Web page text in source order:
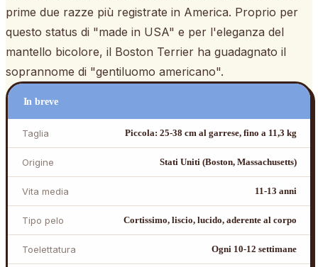
prime due razze più registrate in America. Proprio per
questo status di "made in USA" e per l'eleganza del
mantello bicolore, il Boston Terrier ha guadagnato il
soprannome di "gentiluomo americano".
In breve
Taglia Piccola: 25-38 cm al garrese, fino a 11,3 kg
Origine Stati Uniti (Boston, Massachusetts)
Vita media 11-13 anni
Tipo pelo Cortissimo, liscio, lucido, aderente al corpo
Toelettatura Ogni 10-12 settimane